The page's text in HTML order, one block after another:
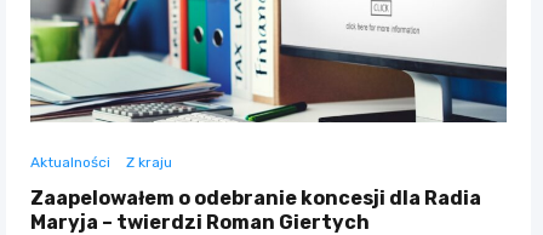
Aktualności Z kraju
Zaapelowałem o odebranie koncesji dla Radia
Maryja – twierdzi Roman Giertych